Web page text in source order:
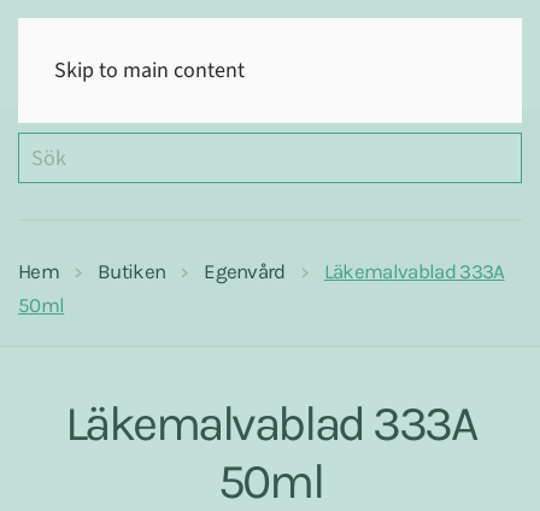
Skip to main content
Hem Butiken Egenvård
Läkemalvablad 333A
50ml
Läkemalvablad 333A
50ml